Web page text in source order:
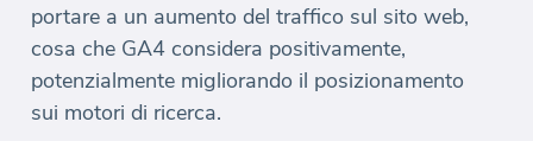
portare a un aumento del traffico sul sito web,
cosa che GA4 considera positivamente,
potenzialmente migliorando il posizionamento
sui motori di ricerca.